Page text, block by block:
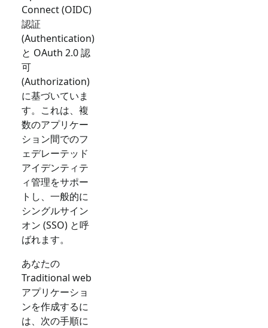
Connect (OIDC)
認証
(Authentication)
と OAuth 2.0 認
可
(Authorization)
に基づいていま
す。これは、複
数のアプリケー
ション間でのフ
ェデレーテッド
アイデンティテ
ィ管理をサポー
トし、一般的に
シングルサイン
オン (SSO) と呼
ばれます。
あなたの
Traditional web
アプリケーショ
ンを作成するに
は、次の手順に